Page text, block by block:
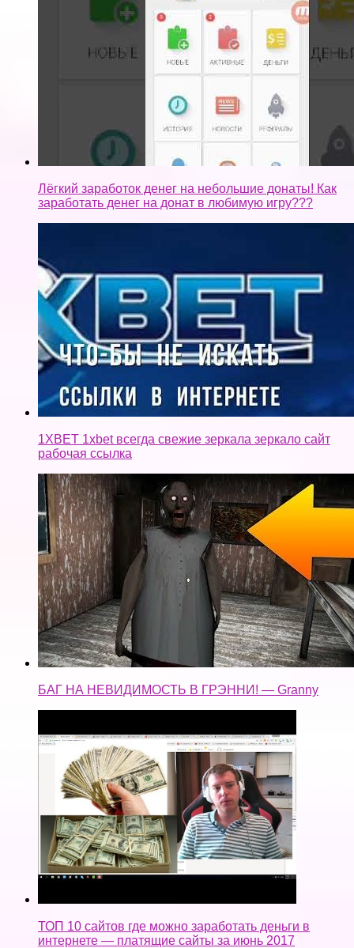
Лёгкий заработок денег на небольшие донаты! Как
заработать денег на донат в любимую игру???
1XBET 1xbet всегда свежие зеркала зеркало сайт
рабочая ссылка
БАГ НА НЕВИДИМОСТЬ В ГРЭННИ! — Granny
ТОП 10 сайтов где можно заработать деньги в
интернете — платящие сайты за июнь 2017